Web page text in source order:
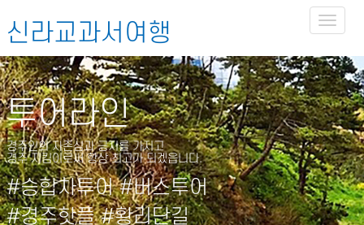
Toggle
신라교과서여행
투어라인
경주인의 자존심과 긍지를 가지고
경주 지킴이로써 항상 최고가 되겠읍니다.
#승합차투어 #버스투어
#경주핫플 #황리단길